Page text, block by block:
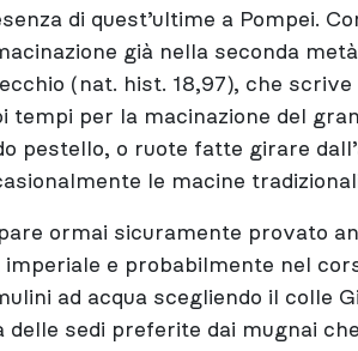
di quest’ultime a Pompei.
già nella seconda
(nat. hist. 18,97), che
tempi per la macinazione del
pestello, o ruote fatte girare
le macine
ormai sicuramente provato
imperiale e probabilmente nel
ad acqua scegliendo il colle
delle sedi preferite dai mugnai